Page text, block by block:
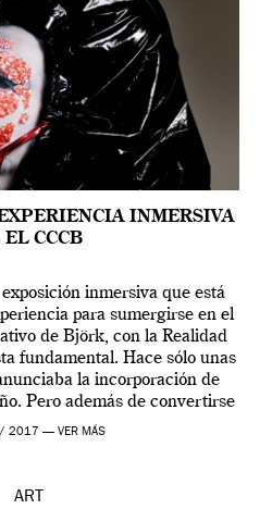
INMERSIVA
EL CCCB
inmersiva que está
para sumergirse en el
de Björk, con la Realidad
fundamental. Hace sólo unas
la incorporación de
Pero además de convertirse
más relevantes […]
2017 — VER MÁS
ART